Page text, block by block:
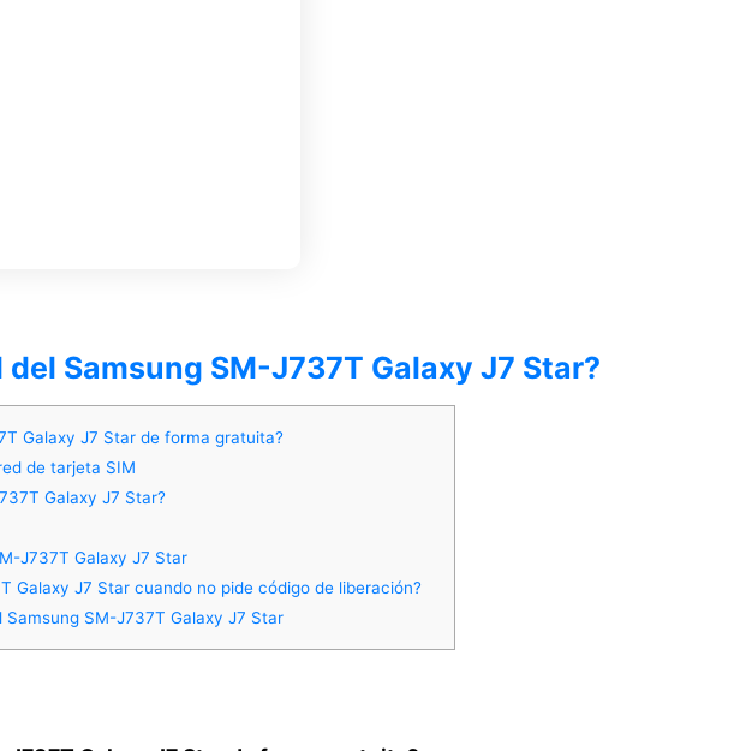
Samsung SM-J737T Galaxy J7 Star?
Galaxy J7 Star de forma gratuita?
de tarjeta SIM
Galaxy J7 Star?
J737T Galaxy J7 Star
Galaxy J7 Star cuando no pide código de liberación?
SM-J737T Galaxy J7 Star